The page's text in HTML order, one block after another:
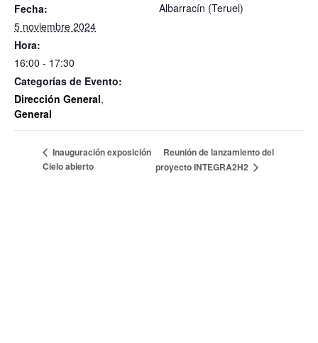
Fecha:
5 noviembre 2024
Hora:
16:00 - 17:30
Categorías de Evento:
Dirección General,
General
Albarracín (Teruel)
Inauguración exposición
Cielo abierto
Reunión de lanzamiento del
proyecto INTEGRA2H2